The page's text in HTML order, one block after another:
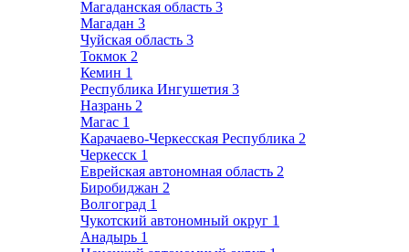
Магаданская область 3
Магадан 3
Чуйская область 3
Токмок 2
Кемин 1
Республика Ингушетия 3
Назрань 2
Магас 1
Карачаево-Черкесская Республика 2
Черкесск 1
Еврейская автономная область 2
Биробиджан 2
Волгоград 1
Чукотский автономный округ 1
Анадырь 1